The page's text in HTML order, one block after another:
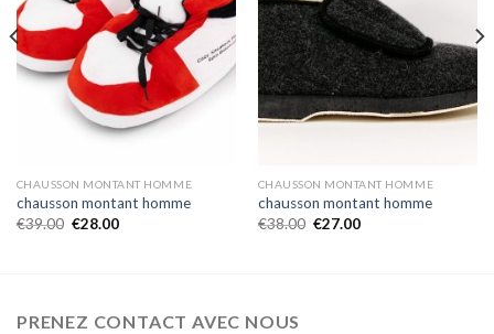
CHAUSSON MONTANT HOMME
chausson montant homme
€39.00 €28.00
CHAUSSON MONTANT HOMME
chausson montant homme
€38.00 €27.00
PRENEZ CONTACT AVEC NOUS